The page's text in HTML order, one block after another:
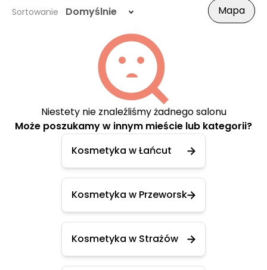
Sortowanie Domyślnie Mapa
Niestety nie znaleźliśmy żadnego salonu
Może poszukamy w innym mieście lub kategorii?
Kosmetyka w Łańcut
Kosmetyka w Przeworsk
Kosmetyka w Strażów